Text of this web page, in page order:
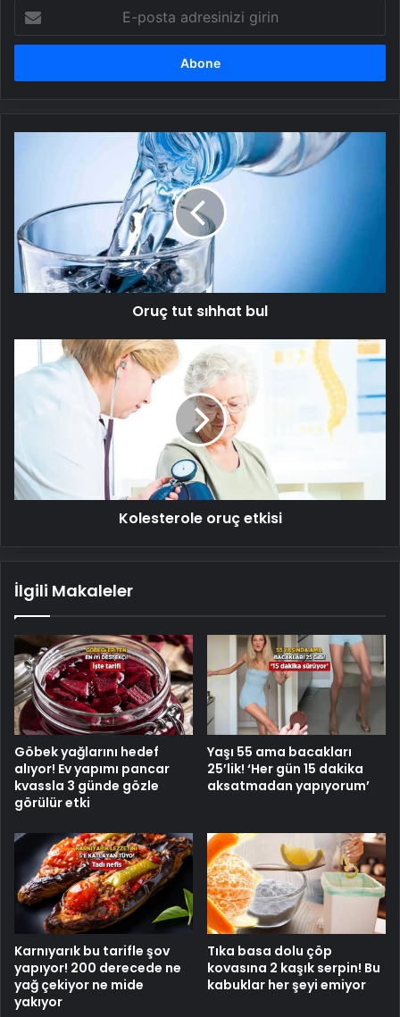
posta
adresinizi
Oruç tut sıhhat bul
Kolesterole
oruç
Kolesterole oruç etkisi
İlgili Makaleler
Göbek yağlarını hedef
alıyor! Ev yapımı pancar
kvassla 3 günde gözle
görülür etki
Yaşı 55 ama bacakları
25’lik! ‘Her gün 15 dakika
aksatmadan yapıyorum’
Karnıyarık bu tarifle şov
yapıyor! 200 derecede ne
yağ çekiyor ne mide
yakıyor
Tıka basa dolu çöp
kovasına 2 kaşık serpin! Bu
kabuklar her şeyi emiyor